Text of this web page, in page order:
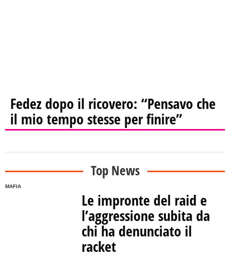
Fedez dopo il ricovero: “Pensavo che
il mio tempo stesse per finire”
Top News
MAFIA
Le impronte del raid e
l’aggressione subita da
chi ha denunciato il
racket